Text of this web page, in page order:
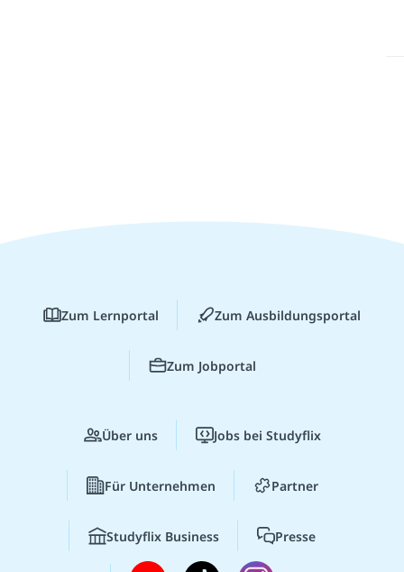
Zum Lernportal Zum Ausbildungsportal
Zum Jobportal
Über uns Jobs bei Studyflix
Für Unternehmen Partner
Studyflix Business Presse